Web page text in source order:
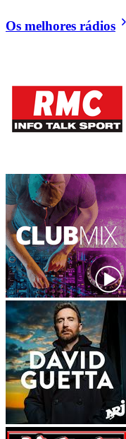
Os melhores rádios